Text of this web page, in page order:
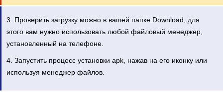
3. Проверить загрузку можно в вашей папке Download, для
этого вам нужно использовать любой файловый менеджер,
установленный на телефоне.
4. Запустить процесс установки apk, нажав на его иконку или
используя менеджер файлов.